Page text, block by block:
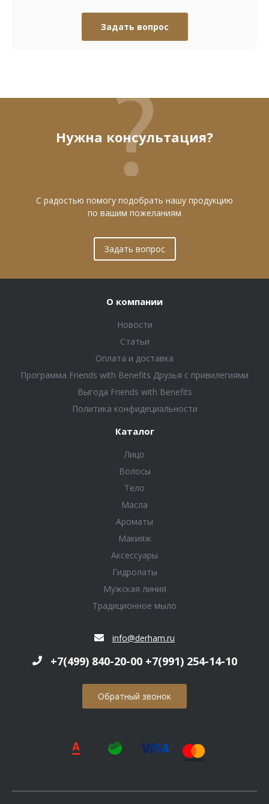
Задать вопрос
Нужна консультация?
С радостью помогу подобрать нашу продукцию
по вашим пожеланиям
Задать вопрос
О компании
Новости
Статьи
Оплата и доставка
Программа Friends with Benefits Друзья с привилегиями
Выгода Friends with Benefits
Политика конфидециальности
Каталог
Лицо
Волосы
Тело
Масла
Ароматы
Макияж
Аксессуары
Гидролаты
Мужская линия
Традиционное мыло
info@derham.ru
+7(499) 840-20-00 +7(991) 254-14-10
Обратный звонок